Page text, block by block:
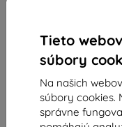
Tieto
súbory
Na našich
súbory cookies.
správne
Shield-Sk s.r.o.
Ulica Rudolfa Mocka
841 04 Bratislava